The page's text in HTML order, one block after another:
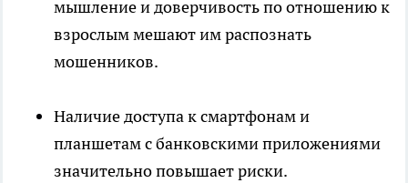
мышление и доверчивость по отношению к
взрослым мешают им распознать
мошенников.
Наличие доступа к смартфонам и
планшетам с банковскими приложениями
значительно повышает риски.